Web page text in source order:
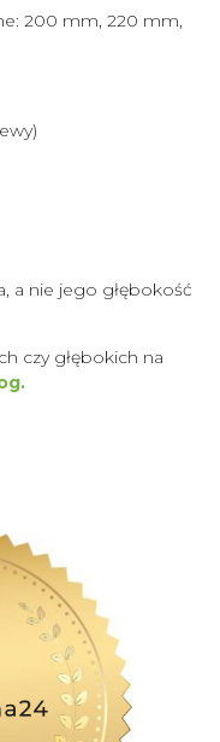
200 mm, 220 mm,
a nie jego głębokość
czy głębokich na